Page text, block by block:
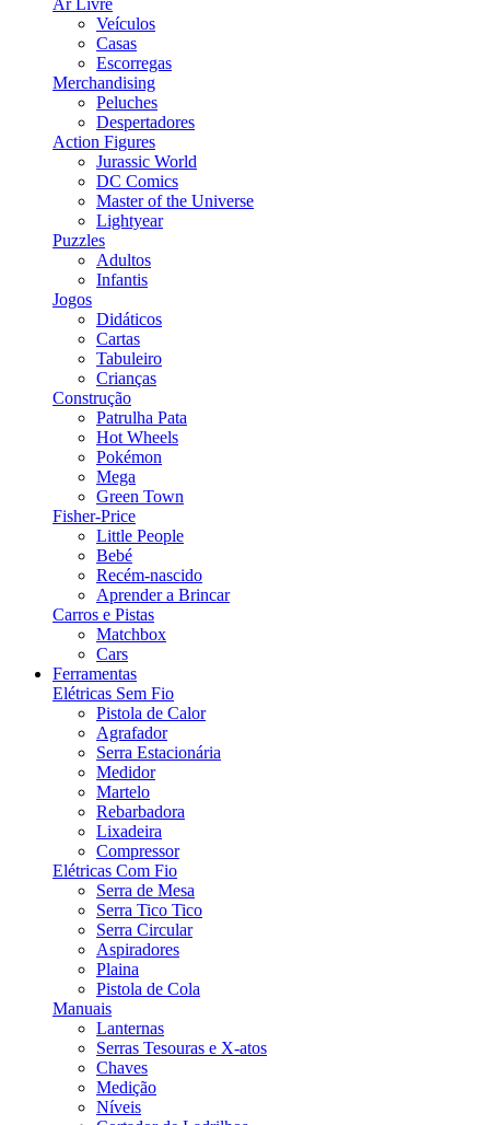
Ar Livre
Veículos
Casas
Escorregas
Merchandising
Peluches
Despertadores
Action Figures
Jurassic World
DC Comics
Master of the Universe
Lightyear
Puzzles
Adultos
Infantis
Jogos
Didáticos
Cartas
Tabuleiro
Crianças
Construção
Patrulha Pata
Hot Wheels
Pokémon
Mega
Green Town
Fisher-Price
Little People
Bebé
Recém-nascido
Aprender a Brincar
Carros e Pistas
Matchbox
Cars
Ferramentas
Elétricas Sem Fio
Pistola de Calor
Agrafador
Serra Estacionária
Medidor
Martelo
Rebarbadora
Lixadeira
Compressor
Elétricas Com Fio
Serra de Mesa
Serra Tico Tico
Serra Circular
Aspiradores
Plaina
Pistola de Cola
Manuais
Lanternas
Serras Tesouras e X-atos
Chaves
Medição
Níveis